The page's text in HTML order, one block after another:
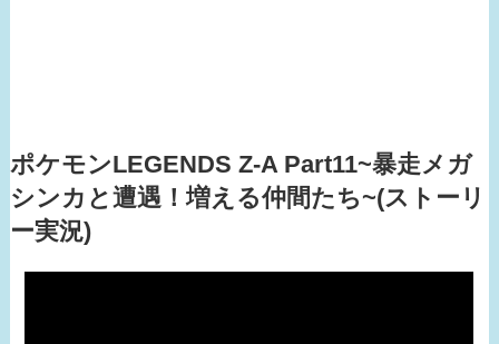
ポケモンLEGENDS Z-A Part11~暴走メガ
シンカと遭遇！増える仲間たち~(ストーリ
ー実況)